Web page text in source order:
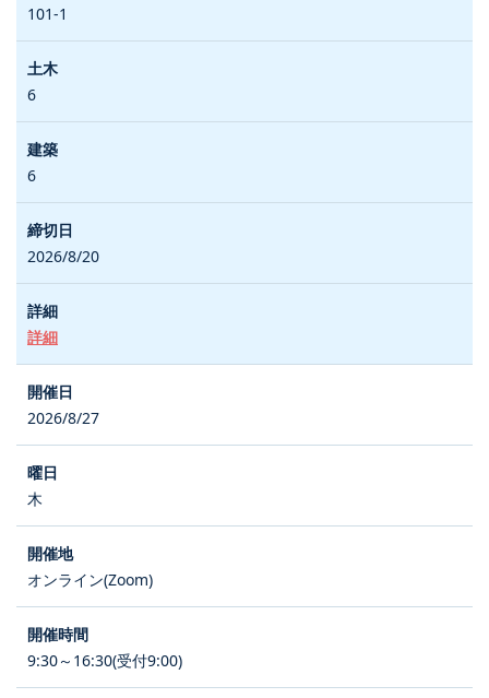
101-1
6
6
2026/8/20
詳細
2026/8/27
木
オンライン(Zoom)
9:30～16:30(受付9:00)